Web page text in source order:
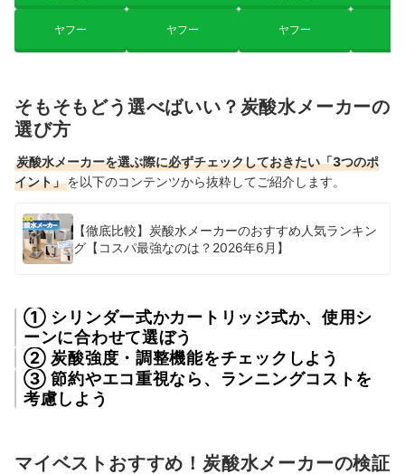
ヤフー ヤフー ヤフー
そもそもどう選べばいい？炭酸水メーカーの
選び方
炭酸水メーカーを選ぶ際に必ずチェックしておきたい「3つのポ
イント」を以下のコンテンツから抜粋してご紹介します。
【徹底比較】炭酸水メーカーのおすすめ人気ランキン
グ【コスパ最強なのは？2026年6月】
① シリンダー式かカートリッジ式か、使用シ
ーンに合わせて選ぼう
② 炭酸強度・調整機能をチェックしよう
③ 節約やエコ重視なら、ランニングコストを
考慮しよう
マイベストおすすめ！炭酸水メーカーの検証